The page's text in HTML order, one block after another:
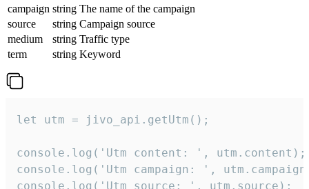
campaign string The name of the campaign
source
string Campaign source
medium
string Traffic type
term
string Keyword
let utm = jivo_api.getUtm();
console.log('Utm content: ', utm.content);
console.log('Utm campaign: ',
console.log('Utm source: ', utm.source);